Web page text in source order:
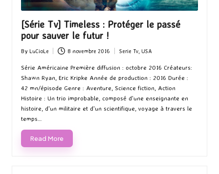
[Série Tv] Timeless : Protéger le passé
pour sauver le futur !
Posted
by
By LuCioLe 8 novembre 2016
Posted
Serie Tv, USA
Série Américaine Première diffusion : octobre 2016 Créateurs:
Shawn Ryan, Eric Kripke Année de production : 2016 Durée :
42 mn/épisode Genre : Aventure, Science fiction, Action
Histoire : Un trio improbable, composé d'une enseignante en
histoire, d'un militaire et d'un scientifique, voyage à travers le
temps…
Read More